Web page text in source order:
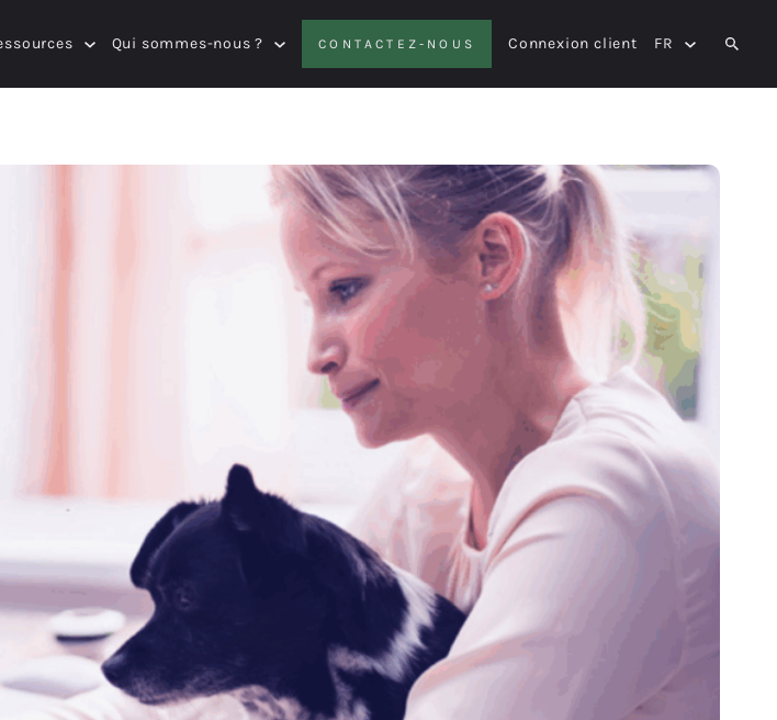
Qui sommes-nous ? CONTACTEZ-NOUS Connexion client FR